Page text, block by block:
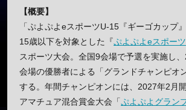
【概要】
「ぷよぷよeスポーツU-15『ギーゴカップ
15歳以下を対象とした『ぷよぷよeスポーツ
スポーツ大会。全国9会場で予選を実施し
会場の優勝者による「グランドチャンピオ
する。年間チャンピオンには、2027年2月
アマチュア混合賞金大会「ぷよぷよグラン